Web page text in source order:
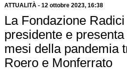
ATTUALITÀ- 12 ottobre 2023, 16:38
La Fondazione
presidente e
mesi della pandemia
Roero e Monferrato